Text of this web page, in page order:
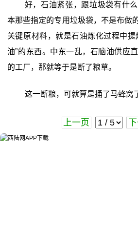
好，石油紧张，跟垃圾袋有什
本那些指定的专用垃圾袋，不是布做
关键原材料，就是石油炼化过程中提
油”的东西。中东一乱，石脑油供应
的工厂，那就等于是断了粮草。
这一断粮，可就算是捅了马蜂窝
上一页